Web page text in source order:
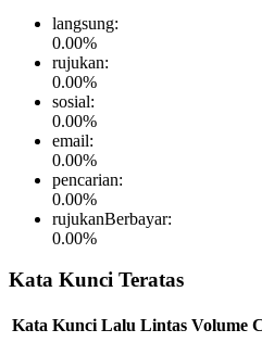
langsung:
0.00%
rujukan:
0.00%
sosial:
0.00%
email:
0.00%
pencarian:
0.00%
rujukanBerbayar:
0.00%
Kata Kunci Teratas
Kata Kunci Lalu Lintas Volume